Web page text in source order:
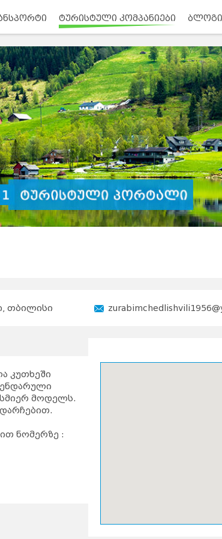
ტურისტული კომპანიები ბლოგი
თბილისი
კუთხეში
მოდელს.
ნომერზე :